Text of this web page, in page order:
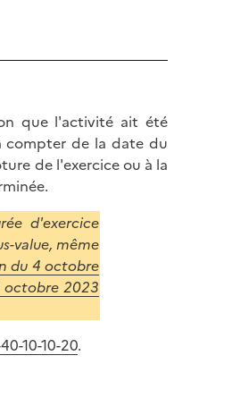
que l'activité ait été
compter de la date du
de l'exercice ou à la
d'exercice
value, même
du 4 octobre
octobre 2023
10-10-20.